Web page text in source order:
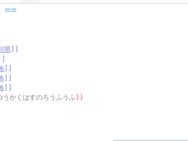
==
県
うかくはすのろうふうふ }}